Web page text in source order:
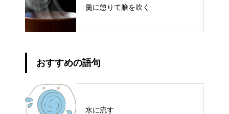
羹に懲りて膾を吹く
おすすめの語句
水に流す